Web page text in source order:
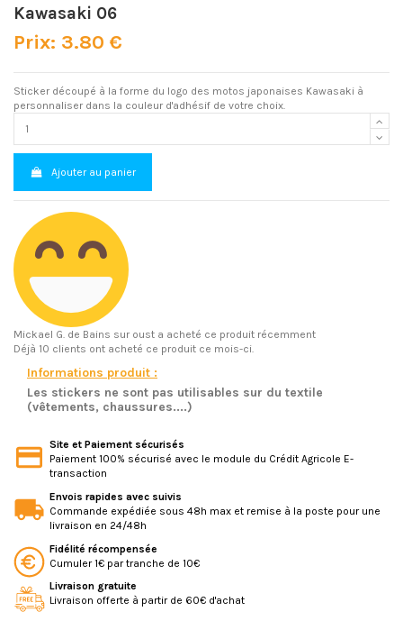
Kawasaki 06
Prix: 3.80 €
Sticker découpé à la forme du logo des motos japonaises Kawasaki à
personnaliser dans la couleur d'adhésif de votre choix.
Ajouter au panier
Mickael G. de Bains sur oust a acheté ce produit récemment
Déjà 10 clients ont acheté ce produit ce mois-ci.
Informations produit :
Les stickers ne sont pas utilisables sur du textile
(vêtements, chaussures....)
Site et Paiement sécurisés
Paiement 100% sécurisé avec le module du Crédit Agricole E-
transaction
Envois rapides avec suivis
Commande expédiée sous 48h max et remise à la poste pour une
livraison en 24/48h
Fidélité récompensée
Cumuler 1€ par tranche de 10€
Livraison gratuite
Livraison offerte à partir de 60€ d'achat